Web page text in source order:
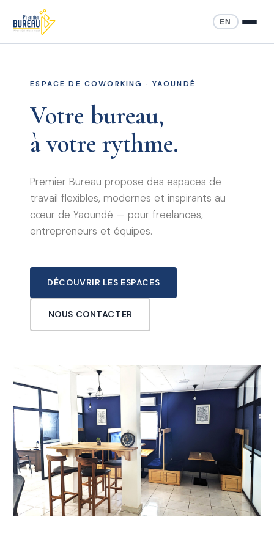
EN
ESPACE DE COWORKING · YAOUNDÉ
Votre bureau,
à votre rythme.
Premier Bureau propose des espaces de
travail flexibles, modernes et inspirants au
cœur de Yaoundé — pour freelances,
entrepreneurs et équipes.
DÉCOUVRIR LES ESPACES
NOUS CONTACTER